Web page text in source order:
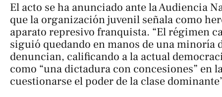
El acto se ha anunciado ante la Audiencia
que la organización juvenil señala como
aparato represivo franquista. “El régimen
siguió quedando en manos de una minoría
denuncian, calificando a la actual
como “una dictadura con concesiones” en
cuestionarse el poder de la clase